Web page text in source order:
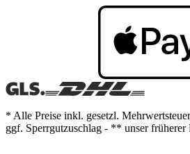
* Alle Preise inkl. gesetzl.
ggf. Sperrgutzuschlag - ** unser früherer